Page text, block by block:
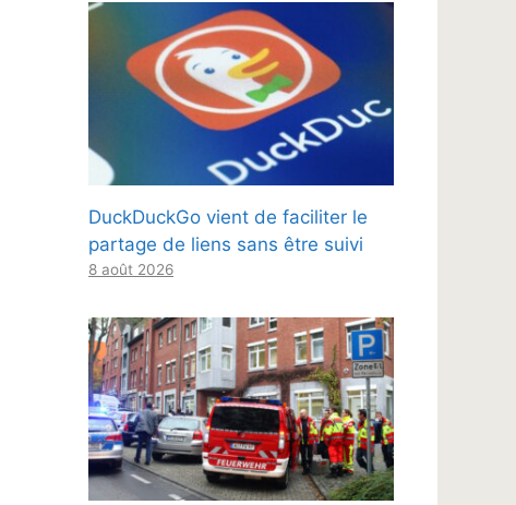
DuckDuckGo vient de faciliter le
partage de liens sans être suivi
8 août 2026